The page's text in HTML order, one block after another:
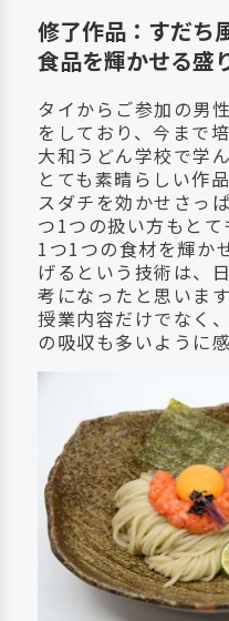
修了作品：すだち
食品を輝かせる盛
タイからご参加の男
をしており、今まで
大和うどん学校で学
とても素晴らしい作
スダチを効かせさっ
つ1つの扱い方もとて
1つ1つの食材を輝か
げるという技術は、
考になったと思います
授業内容だけでなく
の吸収も多いように感